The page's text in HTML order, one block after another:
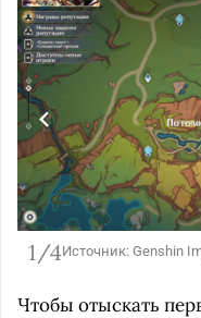
1/4Источник: Genshin
Чтобы отыскать